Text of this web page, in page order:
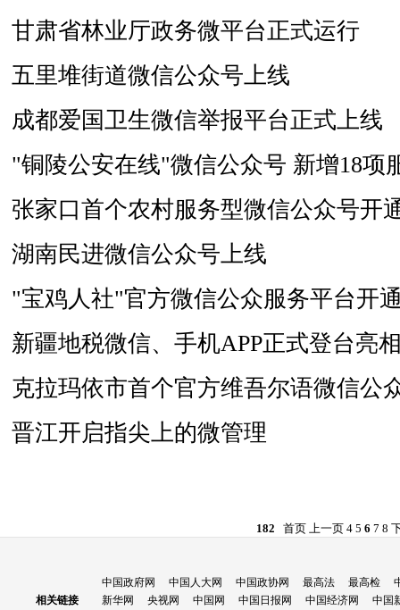
甘肃省林业厅政务微平台正式运行
五里堆街道微信公众号上线
成都爱国卫生微信举报平台正式上线
"铜陵公安在线"微信公众号 新增18项
张家口首个农村服务型微信公众号开
湖南民进微信公众号上线
"宝鸡人社"官方微信公众服务平台开
新疆地税微信、手机APP正式登台亮
克拉玛依市首个官方维吾尔语微信公
晋江开启指尖上的微管理
182 首页 上一页 4 5 6 7 8
相关链接
中国政府网 中国人大网 中国政协网 最高法 最高检
新华网
央视网 中国网 中国日报网 中国经济网 中国